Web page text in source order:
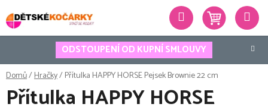
na
obsah
ODSTOUPENÍ OD KUPNÍ SMLOUVY
Hledat
Domů/Hračky/Přítulka HAPPY HORSE Pejsek Brownie 22 cm
Přítulka HAPPY HORSE